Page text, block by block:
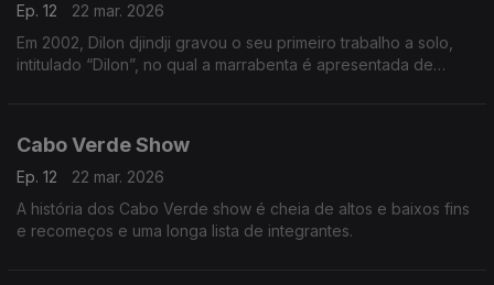
Ep. 12
22 mar. 2026
Em 2002, Dilon djindji gravou o seu primeiro trabalho a solo,
intitulado “Dilon”, no qual a marrabenta é apresentada de
Cabo Verde Show
Ep. 12
22 mar. 2026
A história dos Cabo Verde show é cheia de altos e baixos fins
e recomeços e uma longa lista de integrantes.